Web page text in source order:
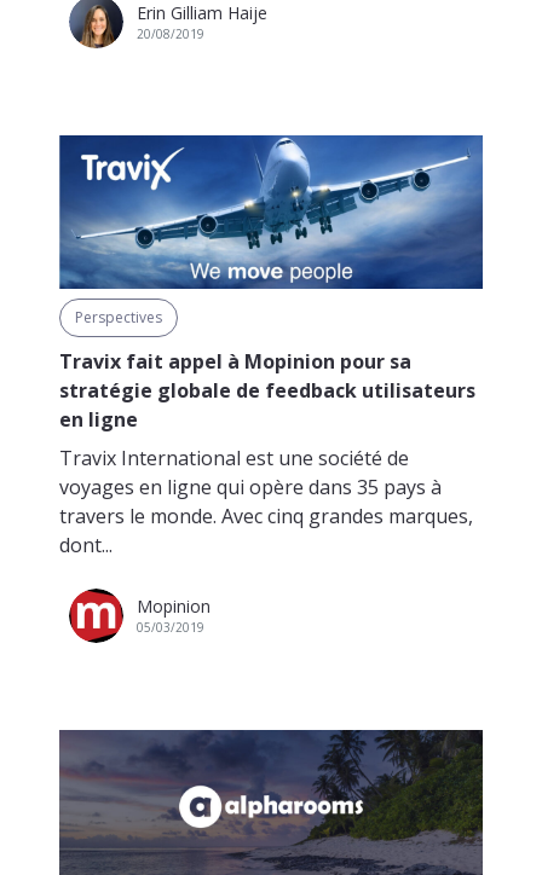
Erin Gilliam Haije
20/08/2019
Perspectives
Travix fait appel à Mopinion pour sa
stratégie globale de feedback utilisateurs
en ligne
Travix International est une société de
voyages en ligne qui opère dans 35 pays à
travers le monde. Avec cinq grandes marques,
dont...
Mopinion
05/03/2019